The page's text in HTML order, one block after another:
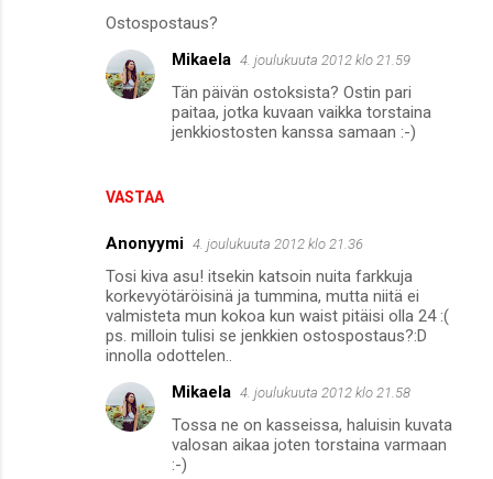
Ostospostaus?
VASTAA
Mikaela 4. joulukuuta 2012 klo 21.59
Tän päivän ostoksista? Ostin pari
paitaa, jotka kuvaan vaikka torstaina
jenkkiostosten kanssa samaan :-)
Anonyymi 4. joulukuuta 2012 klo 21.36
Tosi kiva asu! itsekin katsoin nuita farkkuja
korkevyötäröisinä ja tummina, mutta niitä ei
valmisteta mun kokoa kun waist pitäisi olla 24 :(
ps. milloin tulisi se jenkkien ostospostaus?:D
innolla odottelen..
Mikaela 4. joulukuuta 2012 klo 21.58
Tossa ne on kasseissa, haluisin kuvata
valosan aikaa joten torstaina varmaan
:-)